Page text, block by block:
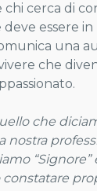
cerca di
deve essere
una
che
che
nostra
“Signore”